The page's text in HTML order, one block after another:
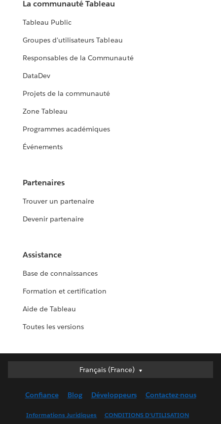
La communauté Tableau
Tableau Public
Groupes d'utilisateurs Tableau
Responsables de la Communauté
DataDev
Projets de la communauté
Zone Tableau
Programmes académiques
Événements
Partenaires
Trouver un partenaire
Devenir partenaire
Assistance
Base de connaissances
Formation et certification
Aide de Tableau
Toutes les versions
Français (France)
Français (France)
English (UK)
Confiance Blog Développeurs Contactez-nous
Informations Juridiques CONDITIONS D'UTILISATION